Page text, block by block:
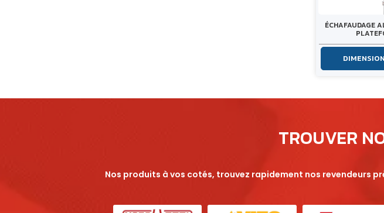
ÉCHAFAUDAGE
TROUVER
Nos produits à vos cotés, trouvez rapidement nos revendeurs